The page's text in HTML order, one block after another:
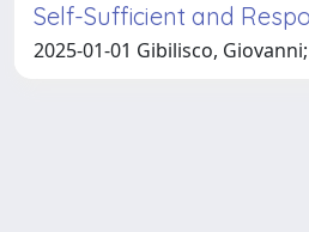
Self-Sufficient and
2025-01-01 Gibilisco,